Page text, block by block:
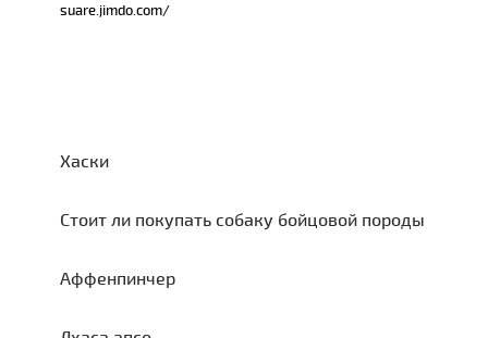
suare.jimdo.com/
Хаски
Стоит ли покупать собаку бойцовой породы
Аффенпинчер